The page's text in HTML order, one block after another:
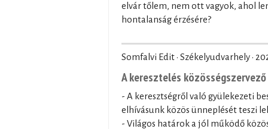
elvár tőlem, nem ott vagyok, ahol
hontalanság érzésére?
Somfalvi Edit · Székelyudvarhely ·
A keresztelés
- A keresztségről való gyülekezeti
elhívásunk közös ünneplését teszi
- Világos határok a jól működő